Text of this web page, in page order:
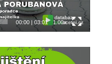
00:00 |03:01 1.00x